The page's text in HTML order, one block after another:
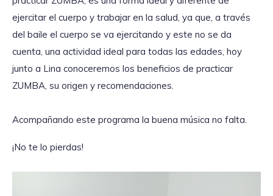
ejercitar el cuerpo y trabajar en la salud, ya que, a través
del baile el cuerpo se va ejercitando y este no se da
cuenta, una actividad ideal para todas las edades, hoy
junto a Lina conoceremos los beneficios de practicar
ZUMBA, su origen y recomendaciones.
Acompañando este programa la buena música no falta.
¡No te lo pierdas!